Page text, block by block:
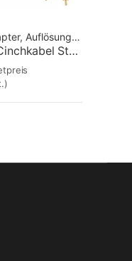
Kabel, Adapter, Auflösungen
Adapter Cinchkabel Stereo 1,5m